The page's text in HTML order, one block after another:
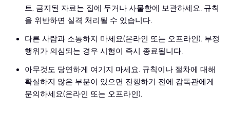
트, 금지된 자료는 집에 두거나 사물함에 보관하세요. 규칙
을 위반하면 실격 처리될 수 있습니다.
다른 사람과 소통하지 마세요(온라인 또는 오프라인). 부정
행위가 의심되는 경우 시험이 즉시 종료됩니다.
아무것도 당연하게 여기지 마세요. 규칙이나 절차에 대해
확실하지 않은 부분이 있으면 진행하기 전에 감독관에게
문의하세요(온라인 또는 오프라인).